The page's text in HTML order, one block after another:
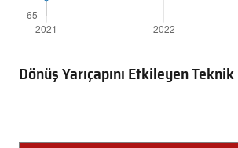
Dönüş Yarıçapını Etkileyen